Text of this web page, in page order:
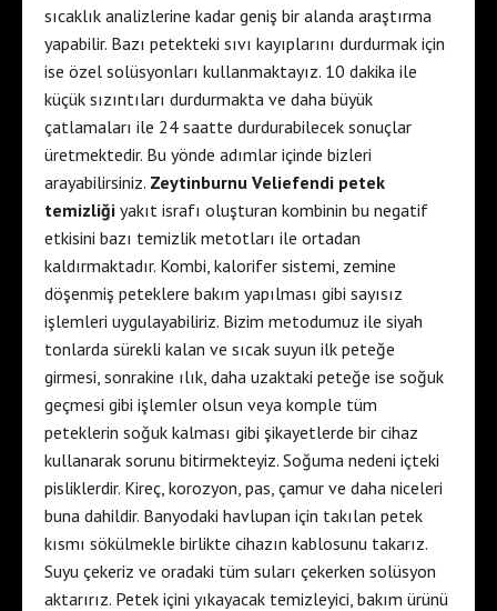
sıcaklık analizlerine kadar geniş bir alanda araştırma
yapabilir. Bazı petekteki sıvı kayıplarını durdurmak için
ise özel solüsyonları kullanmaktayız. 10 dakika ile
küçük sızıntıları durdurmakta ve daha büyük
çatlamaları ile 24 saatte durdurabilecek sonuçlar
üretmektedir. Bu yönde adımlar içinde bizleri
arayabilirsiniz. Zeytinburnu Veliefendi petek
temizliği yakıt israfı oluşturan kombinin bu negatif
etkisini bazı temizlik metotları ile ortadan
kaldırmaktadır. Kombi, kalorifer sistemi, zemine
döşenmiş peteklere bakım yapılması gibi sayısız
işlemleri uygulayabiliriz. Bizim metodumuz ile siyah
tonlarda sürekli kalan ve sıcak suyun ilk peteğe
girmesi, sonrakine ılık, daha uzaktaki peteğe ise soğuk
geçmesi gibi işlemler olsun veya komple tüm
peteklerin soğuk kalması gibi şikayetlerde bir cihaz
kullanarak sorunu bitirmekteyiz. Soğuma nedeni içteki
pisliklerdir. Kireç, korozyon, pas, çamur ve daha niceleri
buna dahildir. Banyodaki havlupan için takılan petek
kısmı sökülmekle birlikte cihazın kablosunu takarız.
Suyu çekeriz ve oradaki tüm suları çekerken solüsyon
aktarırız. Petek içini yıkayacak temizleyici, bakım ürünü